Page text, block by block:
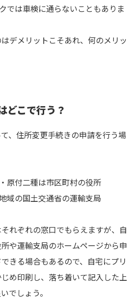
では車検に通らないこともありま
デメリットこそあれ、何のメリッ
どこで行う？
、住所変更手続きの申請を行う場
原付二種は市区町村の役所
域の国土交通省の運輸支局
れぞれの窓口でもらえますが、自
や運輸支局のホームページから申
きる場合もあるので、自宅にプリ
め印刷し、落ち着いて記入した上
でしょう。